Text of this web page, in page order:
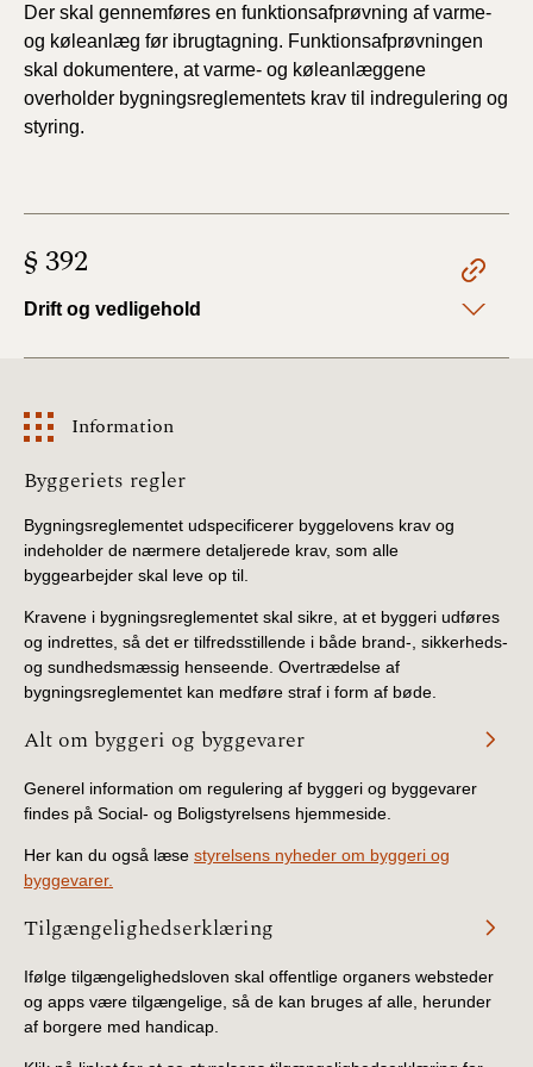
2019)
BR18 (1/1-4/7 2019)
BR18 (1/7-31/12
BR15 (2015-2018)
Der skal gennemføres en funktionsafprøvning afvarme-
og køleanlæg før ibrugtagning. Funktionsafprøvningen
skal dokumentere, at varme- og køleanlæggene
overholder bygningsreglementets krav til indregulering og
styring.
§ 392
Drift og vedligehold
Information
Information
Byggeriets regler
Bygningsreglementet udspecificerer byggelovens krav og
indeholder de nærmere detaljerede krav, som alle
byggearbejder skal leve op til.
Kravene i bygningsreglementet skal sikre, at et byggeri udføres
og indrettes, så det er tilfredsstillende i både brand-, sikkerheds-
og sundhedsmæssig henseende. Overtrædelse af
bygningsreglementet kan medføre straf i form af bøde.
Alt om byggeri og byggevarer
Generel information om regulering af byggeri og byggevarer
findes på Social- og Boligstyrelsens hjemmeside.
Her kan du også læse styrelsens nyheder om byggeri og
byggevarer.
Tilgængelighedserklæring
Ifølge tilgængelighedsloven skal offentlige organers websteder
og apps være tilgængelige, så de kan bruges af alle, herunder
af borgere med handicap.